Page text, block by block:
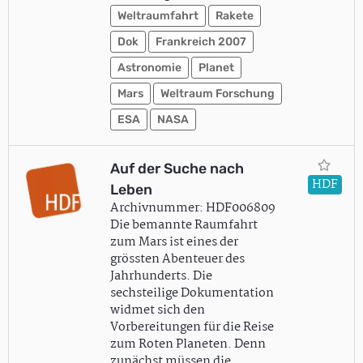
Weltraumfahrt
Rakete
Dok
Frankreich 2007
Astronomie
Planet
Mars
Weltraum Forschung
ESA
NASA
Auf der Suche nach
Leben
Archivnummer: HDF006809
Die bemannte Raumfahrt
zum Mars ist eines der
grössten Abenteuer des
Jahrhunderts. Die
sechsteilige Dokumentation
widmet sich den
Vorbereitungen für die Reise
zum Roten Planeten. Denn
HDF